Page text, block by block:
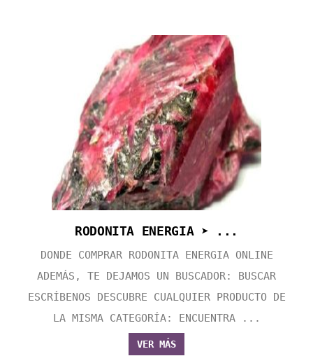
RODONITA ENERGIA ➤ ...
DONDE COMPRAR RODONITA ENERGIA ONLINE
ADEMÁS, TE DEJAMOS UN BUSCADOR: BUSCAR
ESCRÍBENOS DESCUBRE CUALQUIER PRODUCTO DE
LA MISMA CATEGORÍA: ENCUENTRA ...
VER MÁS